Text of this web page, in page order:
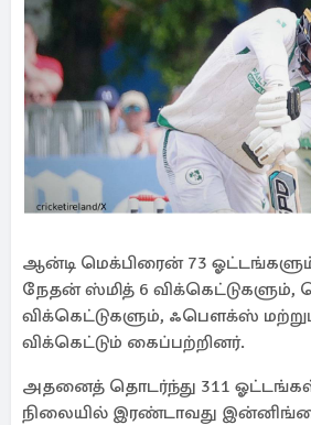
ஆன்டி மெக்பிரைன் 73
நேதன் ஸ்மித் 6 விக்கெட்டுகளும்,
விக்கெட்டுகளும், ஃபௌக்ஸ்
விக்கெட்டும் கைப்பற்றினர்.
அதனைத் தொடர்ந்து 311
நிலையில் இரண்டாவது